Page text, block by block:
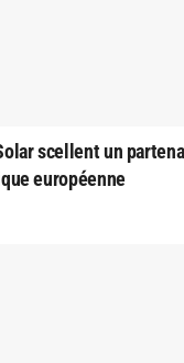
scellent un
européenne